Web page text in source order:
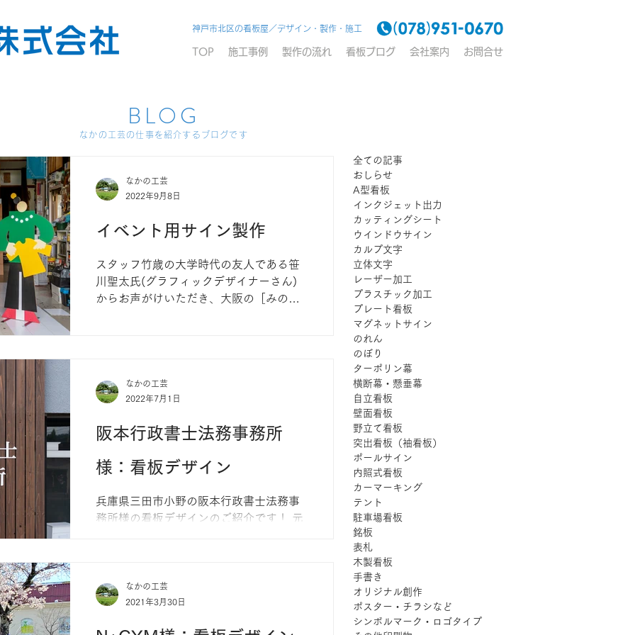
神戸市北区の看板屋／デザイン・製作・施工
TOP 施工事例 製作の流れ 看板ブログ 会社案内 お問合せ
イベント用サイン製作
スタッフ竹歳の大学時代の友人である笹
川聖太氏(グラフィックデザイナーさん)
からお声がけいただき、大阪の［みのお
なかの工芸
2022年9月8日
阪本行政書士法務事務所
様：看板デザイン
兵庫県三田市小野の阪本行政書士法務事
務所様の看板デザインのご紹介です！ 元
り、最終的にこのようなご提案となりま
した。...
なかの工芸
2022年7月1日
なかの工芸
2021年3月30日
全ての記事
おしらせ
A型看板
インクジェット出力
カッティングシート
ウインドウサイン
カルプ文字
立体文字
レーザー加工
プラスチック加工
プレート看板
マグネットサイン
のれん
のぼり
ターポリン幕
横断幕・懸垂幕
自立看板
壁面看板
野立て看板
突出看板（袖看板）
ポールサイン
内照式看板
カーマーキング
テント
駐車場看板
銘板
表札
木製看板
手書き
オリジナル創作
ポスター・チラシなど
シンボルマーク・ロゴタイプ
BLOG
なかの工芸の仕事を紹介するブログです